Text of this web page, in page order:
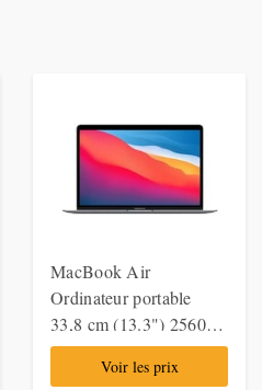
MacBook Air
Ordinateur portable
33,8 cm (13.3") 2560 x
1600 pixels Apple M 8
Go 512 Go SSD Wi-Fi
Voir les prix